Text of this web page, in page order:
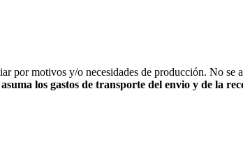
por motivos y/o necesidades de producción. No
los gastos de transporte del envio y de la